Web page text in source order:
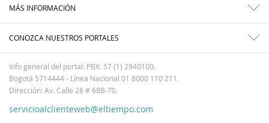
MÁS INFORMACIÓN
CONOZCA NUESTROS PORTALES
Info general del portal: PBX: 57 (1) 2940100.
Bogotá 5714444 - Línea Nacional 01 8000 110 211.
Dirección: Av. Calle 26 # 68B-70.
servicioalclienteweb@eltiempo.com